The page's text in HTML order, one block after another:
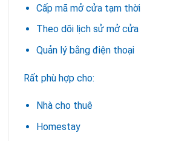
Cấp mã mở cửa tạm thời
Theo dõi lịch sử mở cửa
Quản lý bằng điện thoại
Rất phù hợp cho:
Nhà cho thuê
Homestay